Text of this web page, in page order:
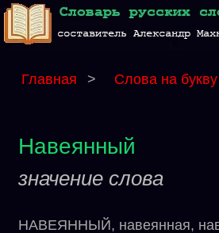
Главная > Слова на
Навеянный
значение слова
НАВЕЯННЫЙ, навеянная,